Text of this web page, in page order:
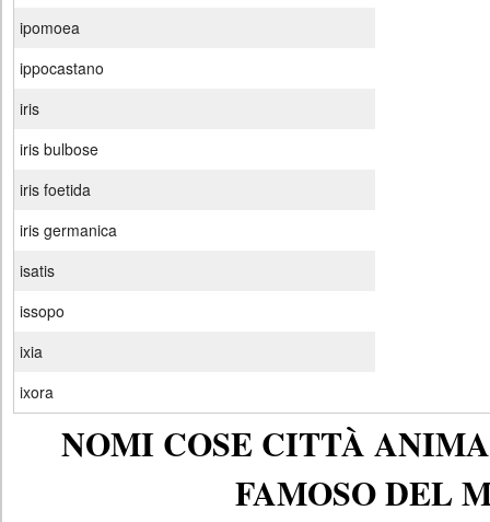
ipomoea
ippocastano
iris
iris bulbose
iris foetida
iris germanica
isatis
issopo
ixia
ixora
NOMI COSE CITTÀ
FAMOSO DEL